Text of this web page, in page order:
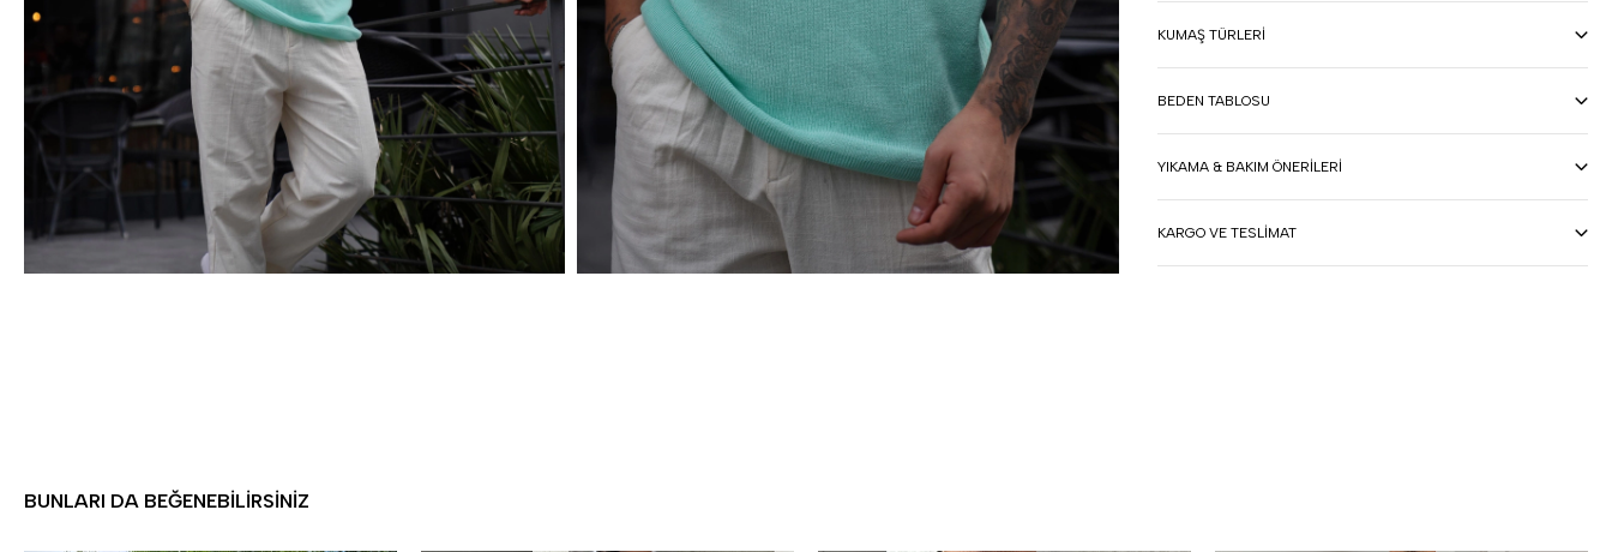
KUMAŞ TÜRLERI
BEDEN TABLOSU
YIKAMA & BAKIM ÖNERILERI
KARGO VE TESLIMAT
BUNLARI DA BEĞENEBILIRSINIZ